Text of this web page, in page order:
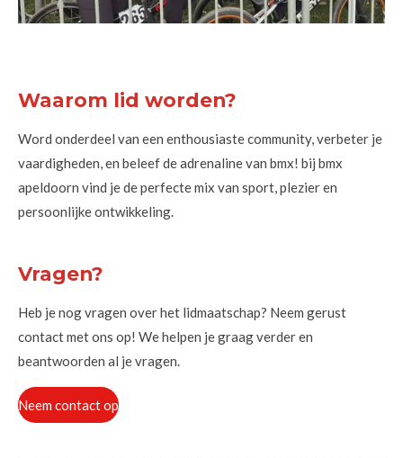
Waarom lid worden?
Word onderdeel van een enthousiaste community, verbeter je
vaardigheden, en beleef de adrenaline van bmx! bij bmx
apeldoorn vind je de perfecte mix van sport, plezier en
persoonlijke ontwikkeling.
Vragen?
Heb je nog vragen over het lidmaatschap? Neem gerust
contact met ons op! We helpen je graag verder en
beantwoorden al je vragen.
Neem contact op